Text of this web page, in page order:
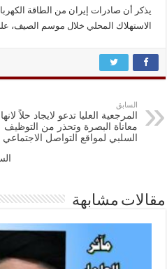
يذكر أن صادرات إيران من الطاقة
الاستهلاك المحلي خلال موسم الصيف، على
السابق
المرجعية العليا تدعو لايجاد حلاً
معاناة البصرة وتحذر من التوظيف
السلبي لمواقع التواصل الاجتماعي
مقالات مشابهة